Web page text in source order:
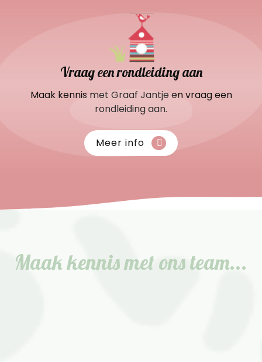
Vraag een rondleiding aan
Maak kennis met Graaf Jantje en vraag een
rondleiding aan.
Meer info
Maak kennis met ons team...